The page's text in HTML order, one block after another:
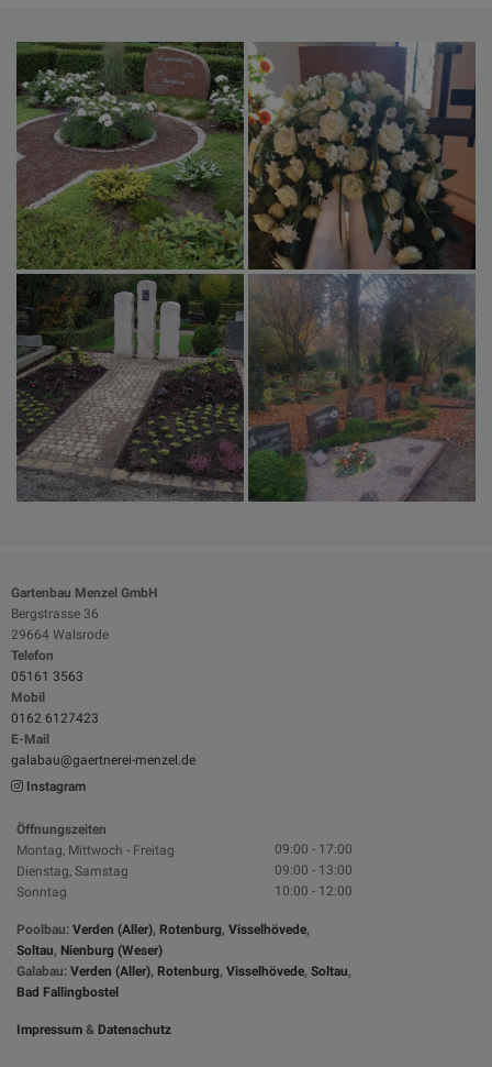
Gartenbau Menzel GmbH
Bergstrasse 36
29664 Walsrode
Telefon
05161 3563
Mobil
0162 6127423
E-Mail
galabau@gaertnerei-menzel.de
Instagram
Öffnungszeiten
Montag, Mittwoch - Freitag
09:00 - 17:00
Dienstag, Samstag
09:00 - 13:00
Sonntag
10:00 - 12:00
Poolbau: Verden (Aller), Rotenburg, Visselhövede,
Soltau, Nienburg (Weser)
Galabau: Verden (Aller), Rotenburg, Visselhövede, Soltau,
Bad Fallingbostel
Impressum & Datenschutz